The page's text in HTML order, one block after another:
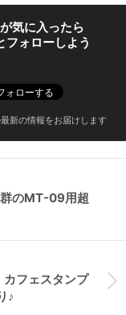
気に入ったら
フォローしよう
新の情報をお届けします
のMT-09用超
フェスタンプ
♪